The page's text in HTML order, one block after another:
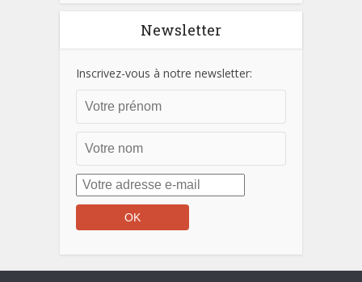
Newsletter
Inscrivez-vous à notre newsletter: